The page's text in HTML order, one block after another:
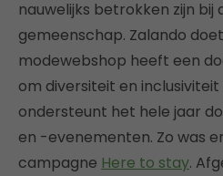
nauwelijks betrokken zijn bij
gemeenschap. Zalando
modewebshop heeft een
om diversiteit en
ondersteunt het hele jaar
en -evenementen. Zo was
campagne Here to stay.